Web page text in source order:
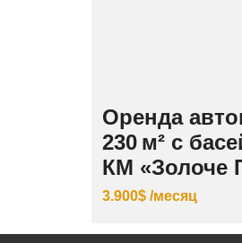
Оренда
230 м² с
КМ «Золоче
3.900$ /месяц